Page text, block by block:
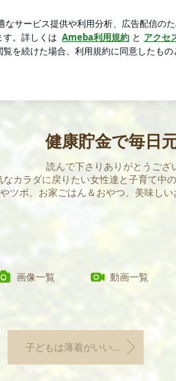
の会場
健康貯金で毎日
読んで下さりありがとうござ
なカラダに戻りたい女性達と子育て中
ツボ、お家ごはん＆おやつ、美味し
画像一覧 動画一覧
子どもは薄着がいいのでしょうか？